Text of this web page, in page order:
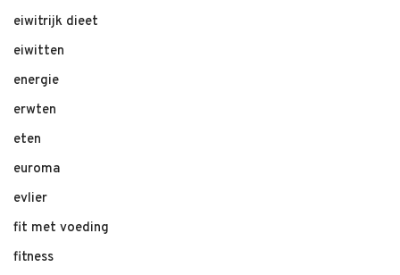
eiwitrijk dieet
eiwitten
energie
erwten
eten
euroma
evlier
fit met voeding
fitness